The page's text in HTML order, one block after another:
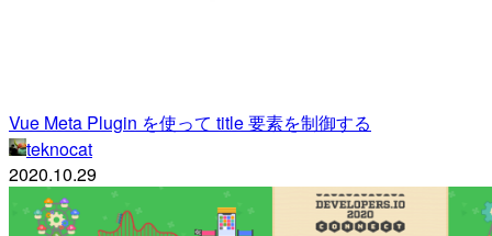
Vue Meta Plugin を使って title 要素を制御する
teknocat
2020.10.29